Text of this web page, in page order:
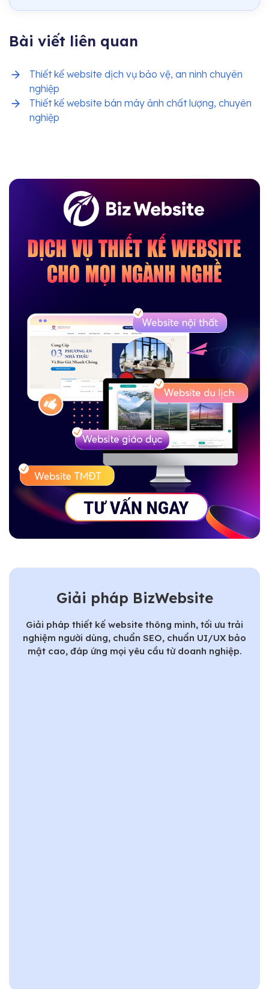
Bài viết liên quan
Thiết kế website dịch vụ bảo vệ, an ninh chuyên
nghiệp
Thiết kế website bán máy ảnh chất lượng, chuyên
nghiệp
Giải pháp BizWebsite
Giải pháp thiết kế website thông minh, tối ưu trải
nghiệm người dùng, chuẩn SEO, chuẩn UI/UX bảo
mật cao, đáp ứng mọi yêu cầu từ doanh nghiệp.